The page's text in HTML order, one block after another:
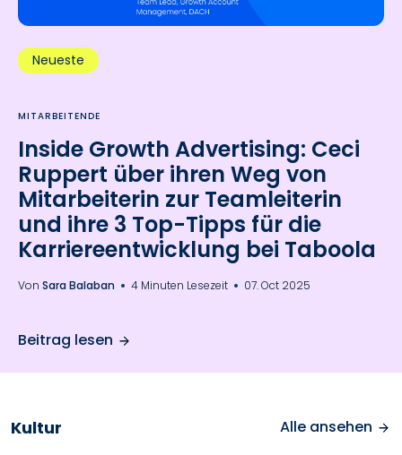
Neueste
MITARBEITENDE
Inside Growth Advertising: Ceci
Ruppert über ihren Weg von
Mitarbeiterin zur Teamleiterin
und ihre 3 Top-Tipps für die
Karriereentwicklung bei Taboola
Von Sara Balaban 4 Minuten Lesezeit 07. Oct 2025
Beitrag lesen
Kultur Alle ansehen